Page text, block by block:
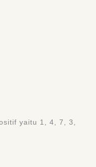
yaitu 1, 4, 7, 3,